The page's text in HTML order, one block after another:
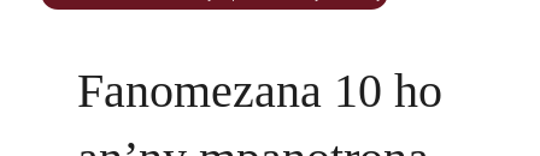
Fanomezana 10 ho